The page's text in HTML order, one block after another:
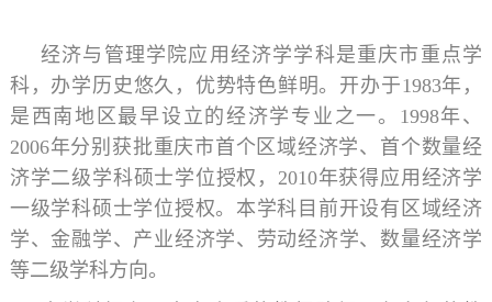
教务管理
MBA案例
经济与管理学院应用经济学学科是重庆市重点学
科，办学历史悠久，优势特色鲜明。开办于1983年，
是西南地区最早设立的经济学专业之一。1998年、
2006年分别获批重庆市首个区域经济学、首个数量经
济学二级学科硕士学位授权，2010年获得应用经济学
一级学科硕士学位授权。本学科目前开设有区域经济
学、金融学、产业经济学、劳动经济学、数量经济学
等二级学科方向。